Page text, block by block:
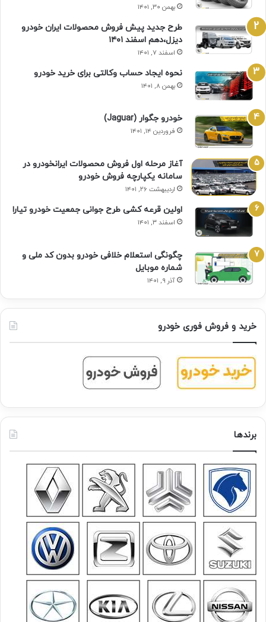
بهمن ۳۰, ۱۴۰۱
طرح جدید پیش فروش محصولات ایران خودرو
دیزل،دهم اسفند ۱۴۰۱
اسفند ۷, ۱۴۰۱
نحوه ایجاد حساب وکالتی برای خرید خودرو
بهمن ۸, ۱۴۰۱
خودرو جگوار (Jaguar)
فروردین ۱۴, ۱۴۰۱
آغاز مرحله اول فروش محصولات ایرانخودرو در
سامانه یکپارچه فروش خودرو
اردیبهشت ۲۶, ۱۴۰۱
اولین قرعه‌ کشی طرح جوانی جمعیت خودرو تیارا
اسفند ۳, ۱۴۰۱
چگونگی استعلام خلافی خودرو بدون کد ملی و
شماره موبایل
آذر ۹, ۱۴۰۱
خرید و فروش فوری خودرو
برندها